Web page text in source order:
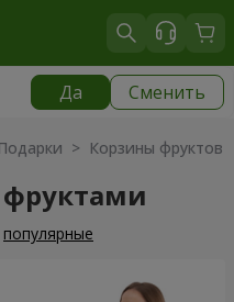
Да Сменить
> Корзины фруктов
фруктами
популярные